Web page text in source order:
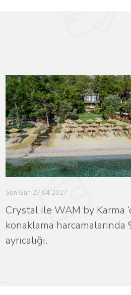
Son Gün 27.04.2027
Crystal ile WAM by Karma
konaklama
ayrıcalığı.